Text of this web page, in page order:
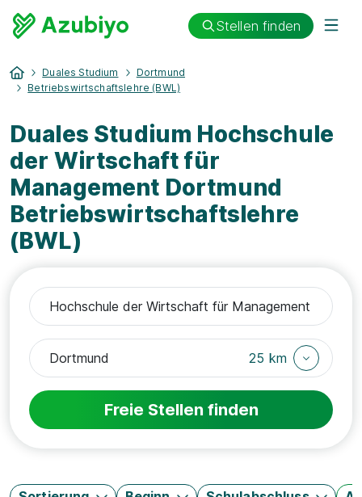
Stellen finden
Duales Studium
Dortmund
Betriebswirtschaftslehre (BWL)
Duales Studium Hochschule
der Wirtschaft für
Management Dortmund
Betriebswirtschaftslehre
(BWL)
25 km
Freie Stellen finden